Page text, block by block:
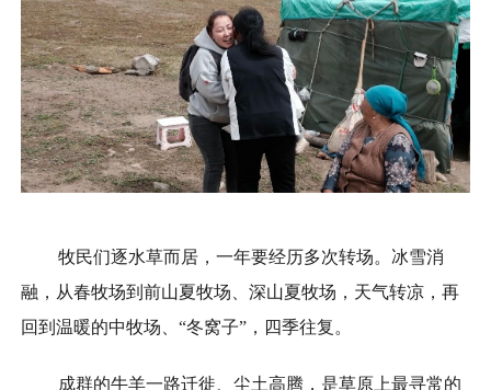
牧民们逐水草而居，一年要经历多次转场。冰雪消
融，从春牧场到前山夏牧场、深山夏牧场，天气转凉，再
回到温暖的中牧场、“冬窝子”，四季往复。
成群的牛羊一路迁徙、尘土高腾，是草原上最寻常的